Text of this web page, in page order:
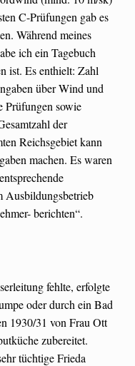
C-Prüfungen gab es
Während meines
ich ein Tagebuch
ist. Es enthielt: Zahl
über Wind und
Prüfungen sowie
der
Reichsgebiet kann
machen. Es waren
Ausbildungsbetrieb
berichten“.
fehlte, erfolgte
oder durch ein Bad
1930/31 von Frau Ott
zubereitet.
tüchtige Frieda